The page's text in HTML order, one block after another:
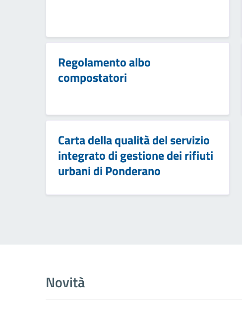
Regolamento albo
compostatori
Carta della qualità del servizio
integrato di gestione dei rifiuti
urbani di Ponderano
Novità